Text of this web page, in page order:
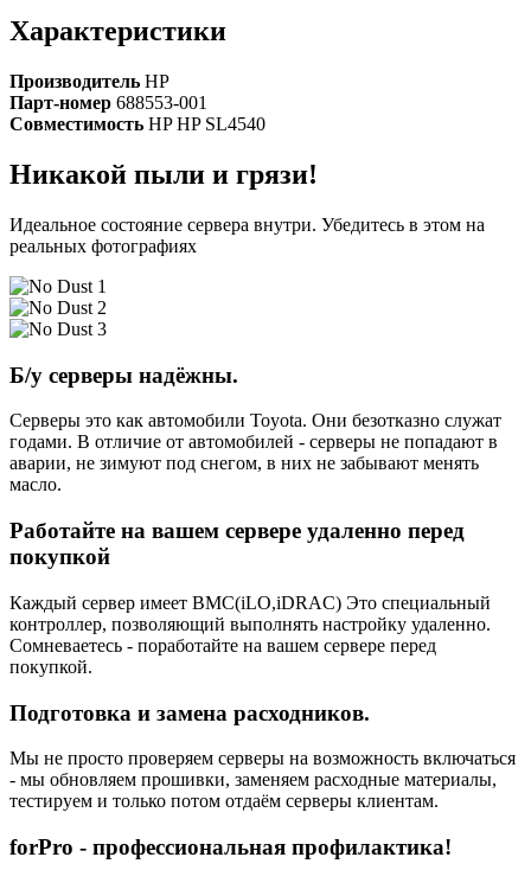
Характеристики
Производитель HP
Парт-номер 688553-001
Совместимость HP HP SL4540
Никакой пыли и грязи!
Идеальное состояние сервера внутри. Убедитесь в этом на
реальных фотографиях
Б/у серверы надёжны.
Серверы это как автомобили Toyota. Они безотказно служат
годами. В отличие от автомобилей - серверы не попадают в
аварии, не зимуют под снегом, в них не забывают менять
масло.
Работайте на вашем сервере удаленно перед
покупкой
Каждый сервер имеет BMC(iLO,iDRAC) Это специальный
контроллер, позволяющий выполнять настройку удаленно.
Сомневаетесь - поработайте на вашем сервере перед
покупкой.
Подготовка и замена расходников.
Мы не просто проверяем серверы на возможность включаться
- мы обновляем прошивки, заменяем расходные материалы,
тестируем и только потом отдаём серверы клиентам.
forPro - профессиональная профилактика!